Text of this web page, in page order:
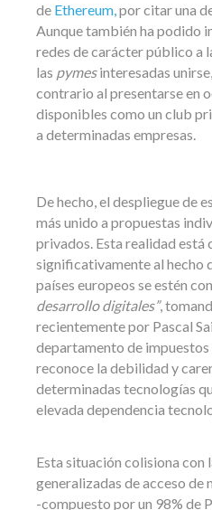
de Ethereum,por citar una
Aunque también ha podido
redes de carácter público a
las pymesinteresadas
contrario al presentarse en
disponibles como un club
a determinadas empresas.
De hecho, el despliegue de
más unido a propuestas
privados. Esta realidad está
significativamente al hecho
países europeos se estén
desarrollo digitales”,
recientemente por Pascal
departamento de impuestos
reconoce la debilidad y
determinadas tecnologías
elevada dependencia
Esta situación colisiona con
generalizadas de acceso
-compuesto por un 98% de